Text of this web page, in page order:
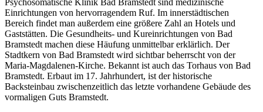
Psychosomatische Klinik Bad Bramstedt sind medizinische
Einrichtungen von hervorragendem Ruf. Im innerstädtischen
Bereich findet man außerdem eine größere Zahl an Hotels und
Gaststätten. Die Gesundheits- und Kureinrichtungen von Bad
Bramstedt machen diese Häufung unmittelbar erklärlich. Der
Stadtkern von Bad Bramstedt wird sichtbar beherrscht von der
Maria-Magdalenen-Kirche. Bekannt ist auch das Torhaus von Bad
Bramstedt. Erbaut im 17. Jahrhundert, ist der historische
Backsteinbau zwischenzeitlich das letzte vorhandene Gebäude des
vormaligen Guts Bramstedt.